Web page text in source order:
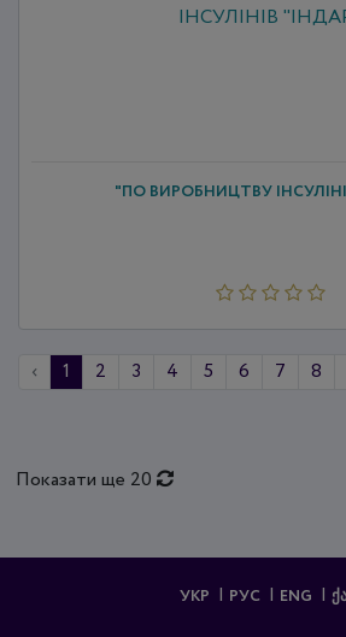
"ПО ВИРОБНИЦТВУ
‹ 1 2 3 4 5 6 7 8
Показати ще 20
УКР РУС ENG